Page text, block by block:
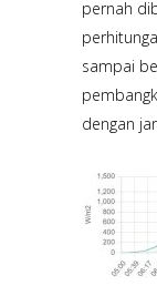
pernah
sampai
dengan